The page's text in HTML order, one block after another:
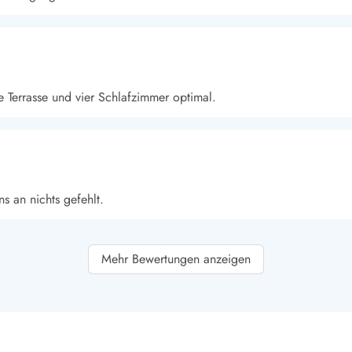
und vier Schlafzimmer optimal.
an nichts gefehlt.
Mehr Bewertungen anzeigen